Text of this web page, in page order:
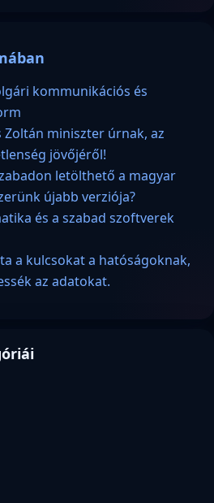
kommunikációs és
Zoltán miniszter úrnak, az
jövőjéről!
letölthető a magyar
újabb verziója?
és a szabad szoftverek
a kulcsokat a hatóságoknak,
az adatokat.